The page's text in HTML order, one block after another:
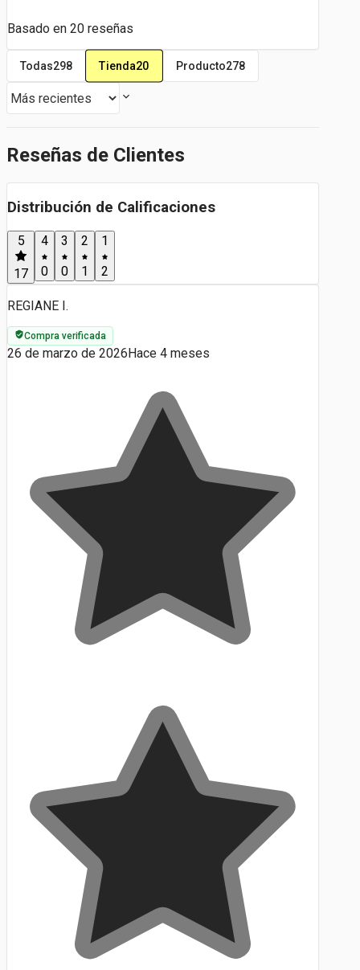
Basado en 20 reseñas
Todas298 Tienda20 Producto278
Reseñas de Clientes
Distribución de Calificaciones
5
17
4
0
3
0
2
1
1
2
REGIANE I.
Compra verificada
26 de marzo de 2026 Hace 4 meses